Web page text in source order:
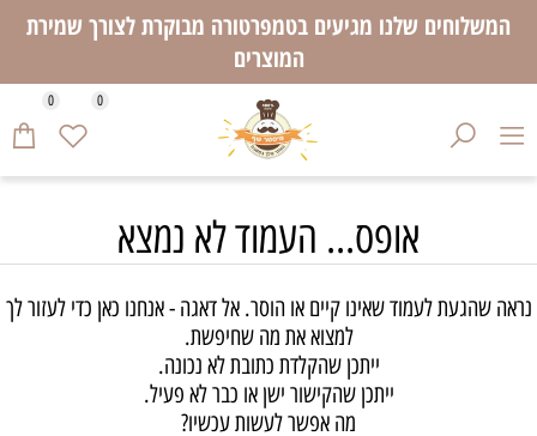
המשלוחים שלנו מגיעים בטמפרטורה מבוקרת לצורך שמירת
המוצרים
0 0
אופס... העמוד לא נמצא
נראה שהגעת לעמוד שאינו קיים או הוסר. אל דאגה - אנחנו כאן כדי לעזור לך
למצוא את מה שחיפשת.
ייתכן שהקלדת כתובת לא נכונה.
ייתכן שהקישור ישן או כבר לא פעיל.
מה אפשר לעשות עכשיו?